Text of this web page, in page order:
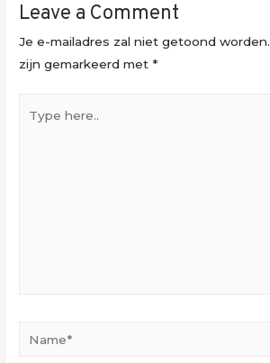
Leave a Comment
Je e-mailadres zal niet getoond worden.
zijn gemarkeerd met*
here..